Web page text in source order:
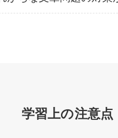
学習上の注意点